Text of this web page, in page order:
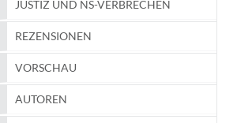
JUSTIZ UND NS-VERBRECHEN
REZENSIONEN
VORSCHAU
AUTOREN